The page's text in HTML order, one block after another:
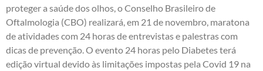
proteger a saúde dos olhos, o Conselho Brasileiro de
Oftalmologia (CBO) realizará, em 21 de novembro, maratona
de atividades com 24 horas de entrevistas e palestras com
dicas de prevenção. O evento 24 horas pelo Diabetes terá
edição virtual devido às limitações impostas pela Covid 19 na